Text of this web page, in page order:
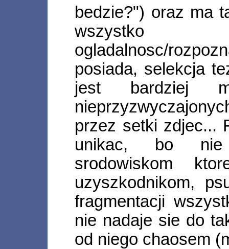
bedzie?") oraz ma
ogladalnosc/
posiada, selekcja
jest bardziej
przez setki zdjec...
unikac, bo nie
srodowiskom
uzyszkodnikom,
fragmentacji
nie nadaje sie do
od niego chaosem